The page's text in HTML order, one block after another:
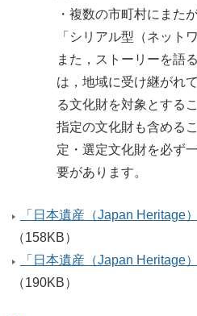
・複数の市町村にまた
「シリアル型（ネット
また，ストーリーを語
は，地域に受け継がれ
る文化財を対象とする
指定の文化財も含める
定・選定文化財を必ず
要があります。
「日本遺産（Japan Heritage
（158KB）
「日本遺産（Japan Heritage
（190KB）